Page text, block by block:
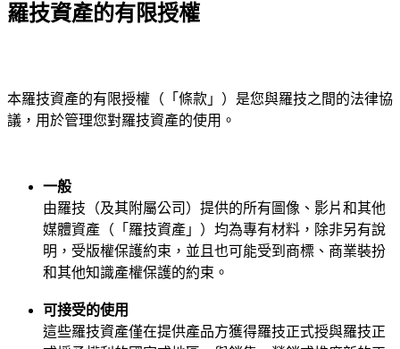
羅技資產的有限授權
本羅技資產的有限授權（「條款」）是您與羅技之間的法律協
議，用於管理您對羅技資產的使用。
一般
由羅技（及其附屬公司）提供的所有圖像、影片和其他
媒體資產（「羅技資產」）均為專有材料，除非另有說
明，受版權保護約束，並且也可能受到商標、商業裝扮
和其他知識產權保護的約束。
可接受的使用
這些羅技資產僅在提供產品方獲得羅技正式授與羅技正